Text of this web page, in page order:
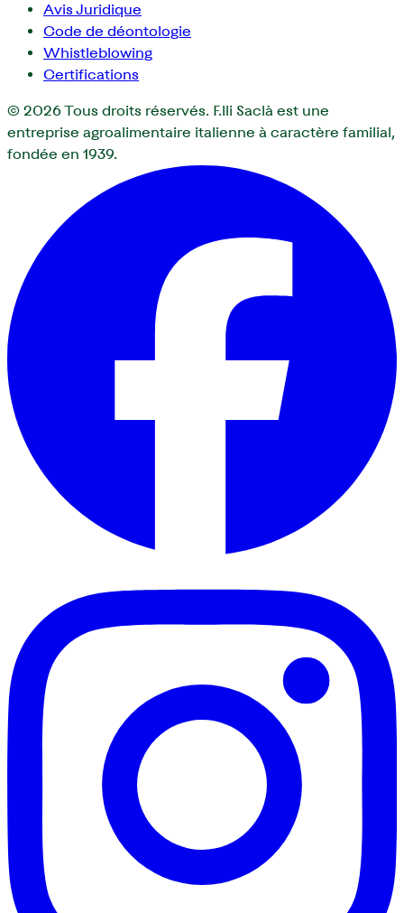
Avis Juridique
Code de déontologie
Whistleblowing
Certifications
© 2026Tous droits réservés. F.lli Saclà est une
entreprise agroalimentaire italienne à caractère familial,
fondée en 1939.